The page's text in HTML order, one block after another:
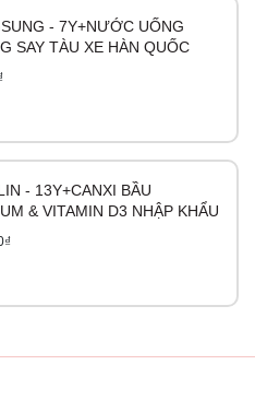
- 7Y+NƯỚC UỐNG
SAY TÀU XE HÀN QUỐC
- 13Y+CANXI BẦU
& VITAMIN D3 NHẬP KHẨU